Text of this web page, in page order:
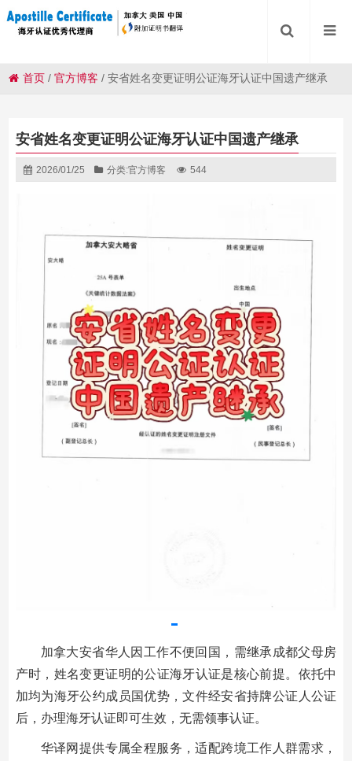
首页 /官方博客 /安省姓名变更证明公证海牙认证中国遗产继承
安省姓名变更证明公证海牙认证中国遗产继承
2026/01/25 分类:官方博客 544
加拿大安省华人因工作不便回国，需继承成都父母房
产时，姓名变更证明的公证海牙认证是核心前提。依托中
加均为海牙公约成员国优势，文件经安省持牌公证人公证
后，办理海牙认证即可生效，无需领事认证。
华译网提供专属全程服务，适配跨境工作人群需求，